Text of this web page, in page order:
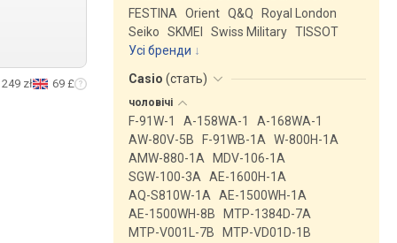
249 zł 69 £
FESTINA
Orient Q&Q
Royal London
Seiko
SKMEI Swiss Military TISSOT
Усі бренди
Casio (стать)
чоловічі
F-91W-1 A-158WA-1
A-168WA-1
AW-80V-5B
F-91WB-1A
W-800H-1A
AMW-880-1A
MDV-106-1A
SGW-100-3A
AE-1600H-1A
AQ-S810W-1A
AE-1500WH-1A
AE-1500WH-8B
MTP-1384D-7A
MTP-V001L-7B
MTP-VD01D-1B